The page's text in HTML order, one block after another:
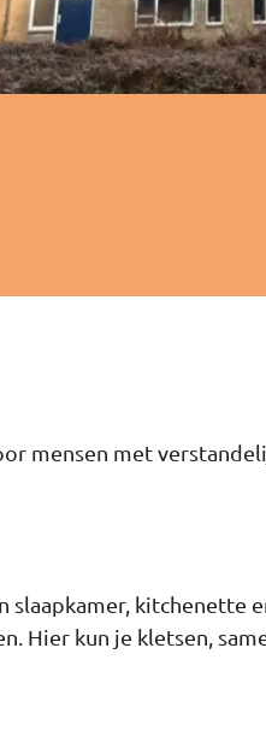
mensen met
kitchenette
Hier kun je kletsen,